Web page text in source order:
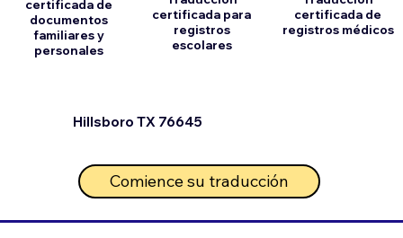
Hillsboro TX 76645
certificada de
documentos
familiares y
personales
certificada para
registros
escolares
Comience su traducción
certificada de
registros médicos